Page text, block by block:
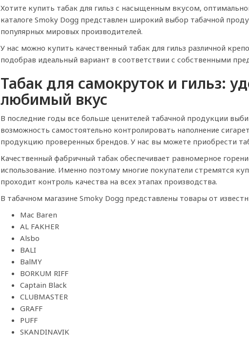
Хотите купить табак для гильз с насыщенным вкусом,
каталоге Smoky Dogg представлен широкий выбор табачной
популярных мировых производителей.
У нас можно купить качественный табак для гильз различной
подобрав идеальный вариант в соответствии с собственными
Табак для самокруток и гильз:
любимый вкус
В последние годы все больше ценителей табачной продукции
возможность самостоятельно контролировать наполнение
продукцию проверенных брендов. У нас вы можете приобрести
Качественный фабричный табак обеспечивает равномерное
использование. Именно поэтому многие покупатели стремятся
проходит контроль качества на всех этапах производства.
В табачном магазине Smoky Dogg представлены товары от
Mac Baren
AL FAKHER
Alsbo
BALI
BalMY
BORKUM RIFF
Captain Black
CLUBMASTER
GRAFF
PUFF
SKANDINAVIK